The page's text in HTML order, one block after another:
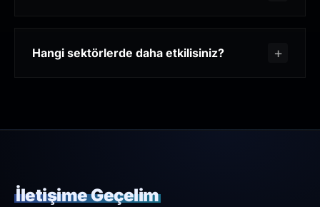
Hangi sektörlerde daha etkilisiniz?
İletişime Geçelim